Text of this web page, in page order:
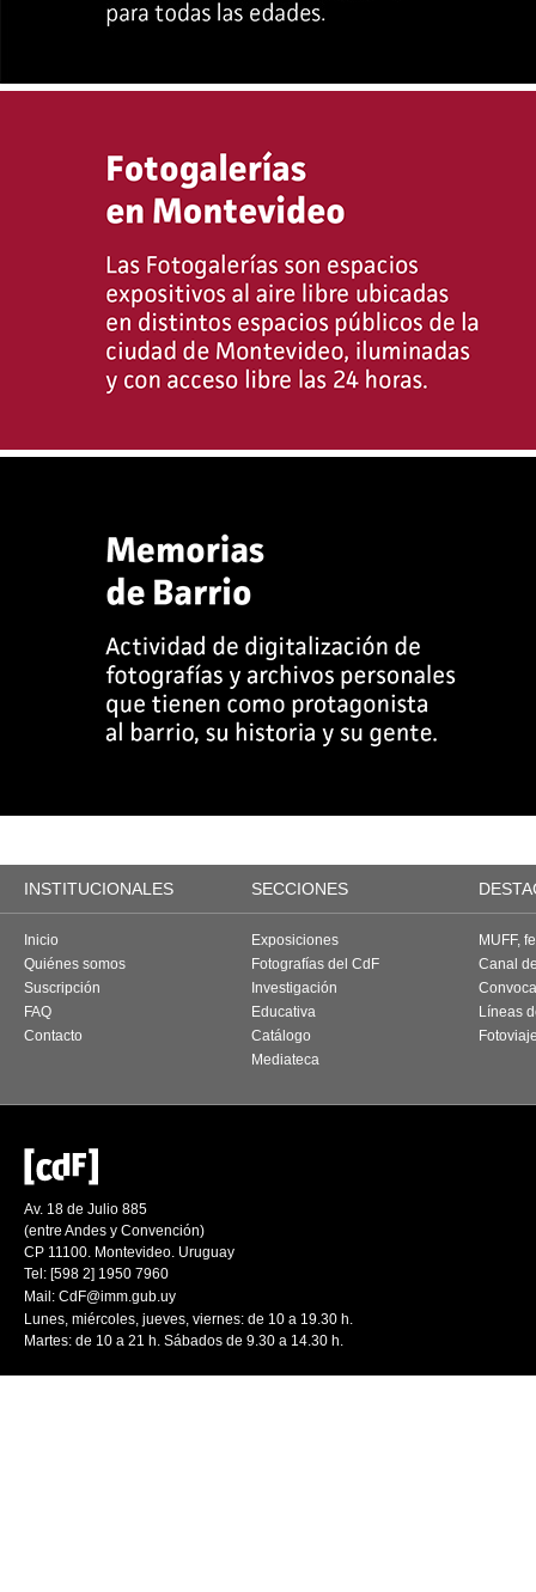
INSTITUCIONALES SECCIONES
Inicio
Quiénes somos
Suscripción
FAQ
Contacto
Exposiciones
Fotografías del CdF
Investigación
Educativa
Catálogo
Mediateca
MUFF,
Canal
Líneas
Av. 18 de Julio 885
(entre Andes y Convención)
CP 11100. Montevideo. Uruguay
Tel: [598 2] 1950 7960
Mail: CdF@imm.gub.uy
Lunes, miércoles, jueves, viernes: de 10 a 19.30 h.
Martes: de 10 a 21 h. Sábados de 9.30 a 14.30 h.